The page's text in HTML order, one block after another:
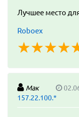
Лучшее место
Roboex
☆☆☆☆
★★★★
Мак
157.22.100.*